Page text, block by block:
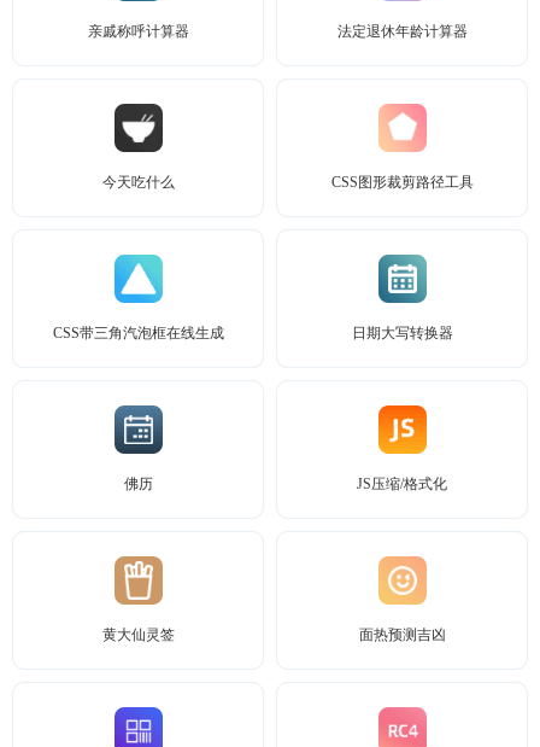
亲戚称呼计算器 法定退休年龄计算器
今天吃什么 CSS图形裁剪路径工具
CSS带三角汽泡框在线生成 日期大写转换器
佛历 JS压缩/格式化
黄大仙灵签 面热预测吉凶